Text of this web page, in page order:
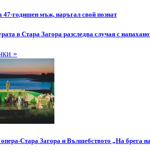
47-годишен мъж, наръгал свой познат
в Стара Загора разследва случая с
»
Стара Загора и Вълшебството „На брега